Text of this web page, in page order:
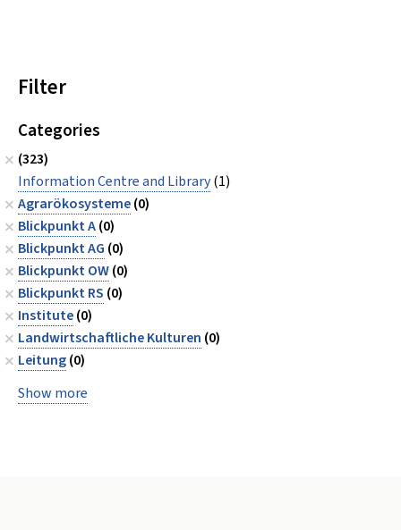
Filter
Categories
(323)
Information Centre and Library(1)
Agrarökosysteme(0)
Blickpunkt A(0)
Blickpunkt AG (0)
Blickpunkt OW(0)
Blickpunkt RS (0)
Institute(0)
Landwirtschaftliche Kulturen (0)
Leitung(0)
Show more